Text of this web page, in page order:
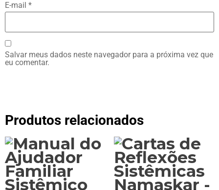
E-mail *
Salvar meus dados neste navegador para a próxima vez que
eu comentar.
Produtos relacionados